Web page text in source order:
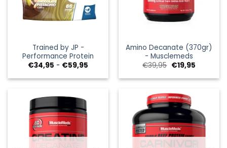
Trained by JP -
Performance Protein
€34,95 - €59,95
tot
Amino Decanate (370gr)
- Musclemeds
€39,95 Oorspronkelijke
was:
€19,95Huidige
is: